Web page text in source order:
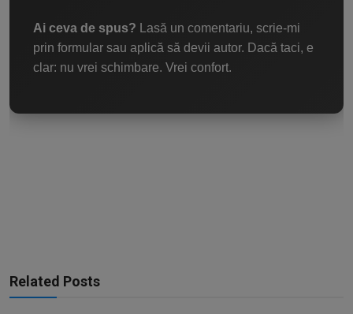
Ai ceva de spus? Lasă un comentariu, scrie-mi
prin formular sau aplică să devii autor. Dacă taci, e
clar: nu vrei schimbare. Vrei confort.
Related Posts